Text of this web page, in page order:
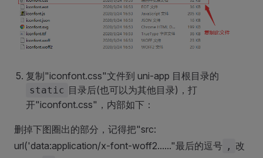
复制"iconfont.css"文件到 uni-app 目根目录的
static 目录后(也可以为其他目录)，打
开"iconfont.css"，内部如下：
删掉下图圈出的部分，记得把"src:
url('data:application/x-font-woff2......"最后的逗号 , 改